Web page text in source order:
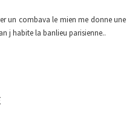
un combava le mien me donne une
j habite la banlieu parisienne..